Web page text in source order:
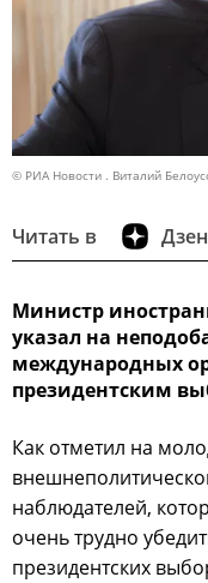
© РИА Новости . Виталий
Читать в Дзен
Министр
указал на
международных
президентским
Как отметил на
наблюдателей,
очень трудно
президентских